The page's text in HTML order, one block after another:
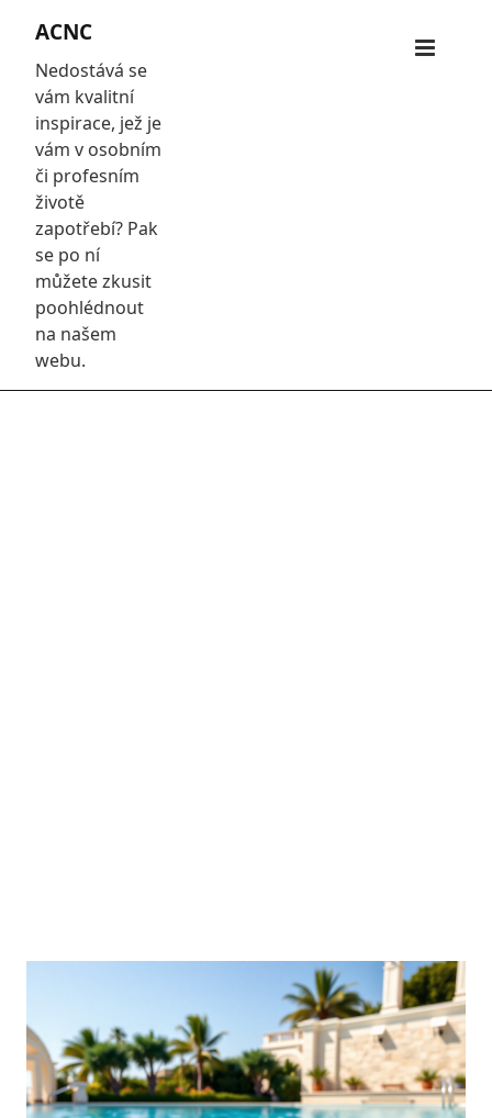
content
ACNC
Nedostává se
vám kvalitní
inspirace, jež je
vám v osobním
či profesním
životě
zapotřebí? Pak
se po ní
můžete zkusit
poohlédnout
na našem
webu.